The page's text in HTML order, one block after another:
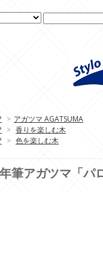
> アガツマ AGATSUMA
> 香りを楽しむ木
> 色を楽しむ木
筆アガツマ「